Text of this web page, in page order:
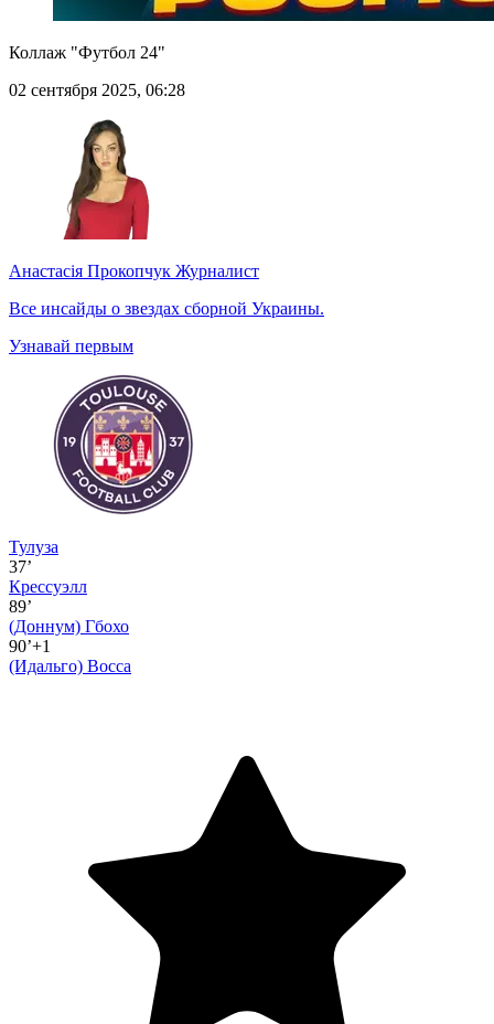
Коллаж "Футбол 24"
02 сентября 2025, 06:28
Анастасія Прокопчук Журналист
Все инсайды о звездах сборной Украины.
Узнавай первым
Тулуза
37’
Крессуэлл
89’
(Доннум) Гбохо
90’+1
(Идальго) Восса